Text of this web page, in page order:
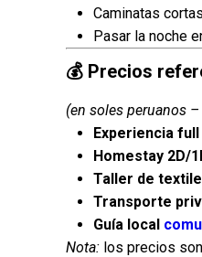
Caminatas
Pasar la noche
💰 Precios
(en soles peruanos
Experiencia
Homestay 2D/
Taller de
Transporte
Guía local
Nota: los precios